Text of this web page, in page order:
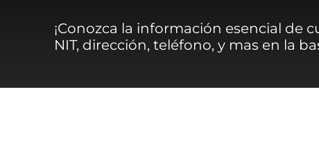
¡Conozca la información esencial de
NIT, dirección, teléfono, y mas en la